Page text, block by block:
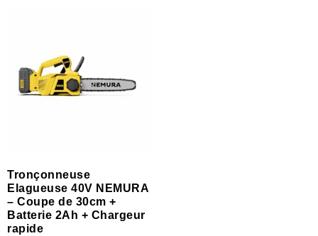
Tronçonneuse
Elagueuse 40V NEMURA
– Coupe de 30cm +
Batterie 2Ah + Chargeur
rapide